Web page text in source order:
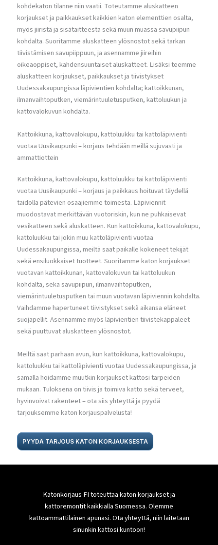
kohdekaton tilanne niin vaatii. Toteutamme aluskatteen
korjaukset ja paikkaukset kaikkien katon elementtien osalta,
myös jiiristä ja sisätaitteesta sekä muun muassa savupiipun
kohdalta. Suoritamme aluskatteen ylösnostot sekä tarkan
tiivistämisen savupiippuun, ja asennamme jiireihin
oikeaoppiset, kahdensuuntaiset aluskatteet. Lisäksi teemme
aluskatteen korjaukset, paikkaukset ja tiivistykset
Uudessakaupungissa läpivientien kohdalta; kattoikkunan,
ilmanvaihtoputken, viemärintuuletusputken, kattoluukun ja
kattovalokuvun kohdalta.
Kattoikkuna, kattovalokupu, kattoluukku tai kattoläpivienti
vuotaa Uusikaupunki – korjaus tehdään meillä sujuvasti ja
ammattiottein
Kattoikkuna, kattovalokupu, kattoluukku tai kattoläpivienti
vuotaa Uusikaupunki – korjaus ja paikkaus hoituvat täydellä
taidolla pätevien osaajiemme toimesta. Läpiviennit
muodostavat merkittävän vuotoriskin, kun ne puhkaisevat
vesikatteen sekä aluskatteen. Kun kattoikkuna, kattovalokupu,
kattoluukku tai jokin muu kattoläpivienti vuotaa
Uudessakaupungissa, meiltä saat paikalle kokeneet tekijät
sekä ensiluokkaiset tuotteet. Suoritamme katon korjaukset
vuotavan kattoikkunan, kattovalokuvun tai kattoluukun
kohdalta, sekä savupiipun, ilmanvaihtoputken,
viemärintuuletusputken tai muun vuotavan läpiviennin kohdalta.
Vaihdamme hapertuneet tiivistykset sekä aikansa eläneet
suojapellit. Asennamme myös läpivientien tiivistekappaleet
sekä puuttuvat aluskatteen ylösnostot.
Meiltä saat parhaan avun, kun kattoikkuna, kattovalokupu,
kattoluukku tai kattoläpivienti vuotaa Uudessakaupungissa, ja
samalla hoidamme muutkin korjaukset kattosi tarpeiden
mukaan. Tuloksena on tiivis ja toimiva katto sekä terveet,
hyvinvoivat rakenteet – ota siis yhteyttä ja pyydä
tarjouksemme katon korjauspalvelusta!
PYYDÄ TARJOUS KATON KORJAUKSESTA
Katonkorjaus FI toteuttaa katon korjaukset ja
kattoremontit kaikkialla Suomessa. Olemme
kattoammattilainen apunasi. Ota yhteyttä, niin laitetaan
sinunkin kattosi kuntoon!